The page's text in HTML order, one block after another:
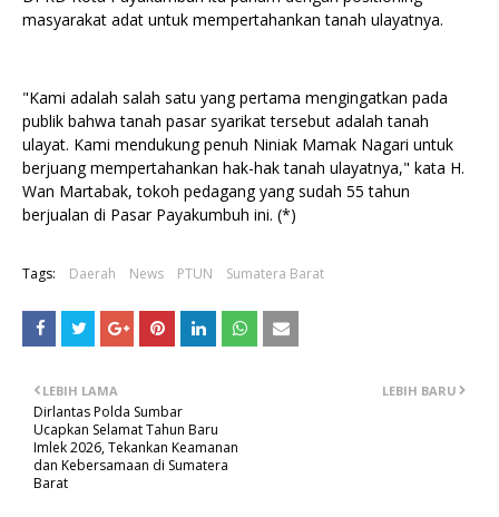
masyarakat adat untuk mempertahankan tanah ulayatnya.
"Kami adalah salah satu yang pertama mengingatkan pada
publik bahwa tanah pasar syarikat tersebut adalah tanah
ulayat. Kami mendukung penuh Niniak Mamak Nagari untuk
berjuang mempertahankan hak-hak tanah ulayatnya," kata H.
Wan Martabak, tokoh pedagang yang sudah 55 tahun
berjualan di Pasar Payakumbuh ini. (*)
Tags: Daerah News PTUN Sumatera Barat
LEBIH BARU
LEBIH LAMA
Dirlantas Polda Sumbar
Ucapkan Selamat Tahun Baru
Imlek 2026, Tekankan Keamanan
dan Kebersamaan di Sumatera
Barat